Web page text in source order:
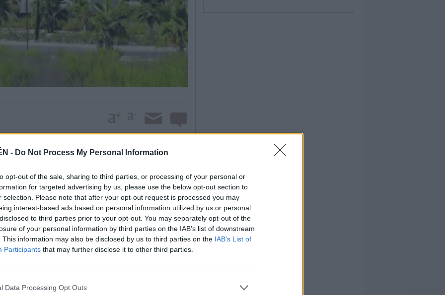
- Do Not Process My Personal Information
opt-out of the sale, sharing to third parties, or processing of your personal or
for targeted advertising by us, please use the below opt-out section to
selection. Please note that after your opt-out request is processed you may
interest-based ads based on personal information utilized by us or personal
to third parties prior to your opt-out. You may separately opt-out of the
of your personal information by third parties on the IAB’s list of downstream
This information may also be disclosed by us to third parties on the IAB’s List of
Participants that may further disclose it to other third parties.
Data Processing Opt Outs
de Urbanismo, Javier Márquez aclara: “El
estratégico. Está declarado de esta manera tanto
El uso es industrial y para servicios”. Una
instalación de empresas de padel y
Además, el responsable municipal insiste en
coherentes entre ellos.
apunta que sí se pueden separar. Una
que estiman que las dimensiones actuales son más
la comercial, que requiere de un espacio más
Junta de Andalucía especifican que esta
con carácter general, sino que está